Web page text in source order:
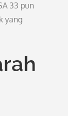
33 pun
yang